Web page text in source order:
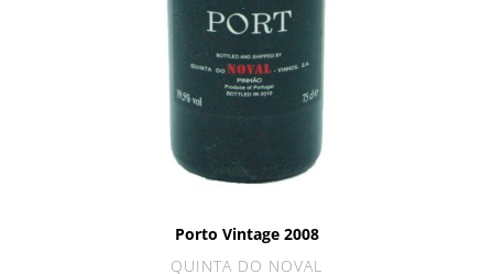
Porto Vintage 2008
QUINTA DO NOVAL